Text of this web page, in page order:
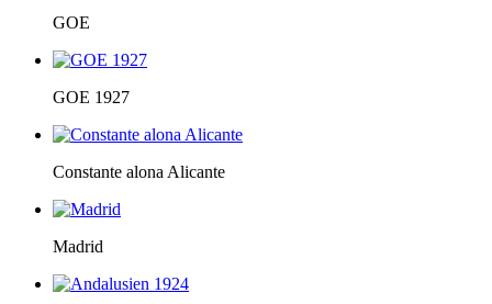
GOE
GOE 1927
Constante alona Alicante
Madrid